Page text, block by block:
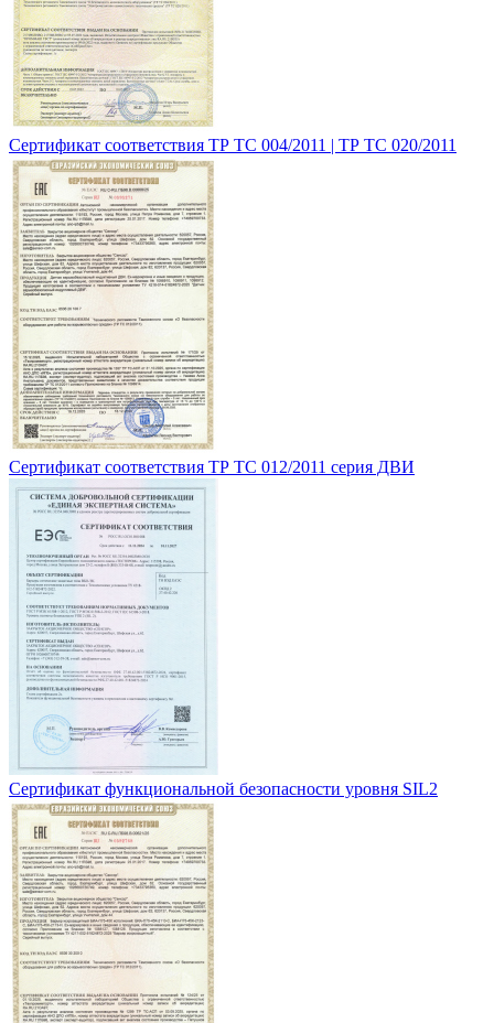
Сертификат соответствия ТР ТС 004/2011 | ТР ТС 020/2011
Сертификат соответствия ТР ТС 012/2011 серия ДВИ
Сертификат функциональной безопасности уровня SIL2